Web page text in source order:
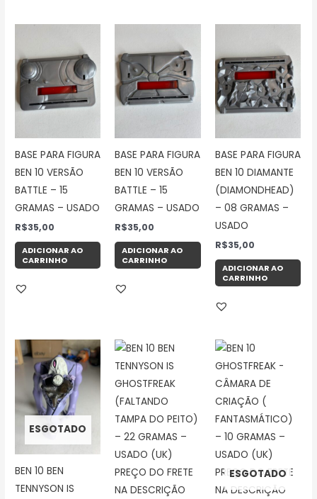
BASE PARA FIGURA
BEN 10 VERSÃO
BATTLE – 15
GRAMAS – USADO
R$35,00
ADICIONAR AO
CARRINHO
BASE PARA FIGURA
BEN 10 VERSÃO
BATTLE – 15
GRAMAS – USADO
R$35,00
ADICIONAR AO
CARRINHO
BASE PARA FIGURA
BEN 10 DIAMANTE
(DIAMONDHEAD)
– 08 GRAMAS –
USADO
R$35,00
ADICIONAR AO
CARRINHO
ESGOTADO
BEN 10 BEN
TENNYSON IS
ESGOTADO